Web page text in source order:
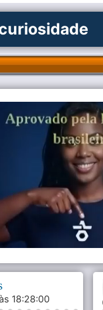
18:28:00